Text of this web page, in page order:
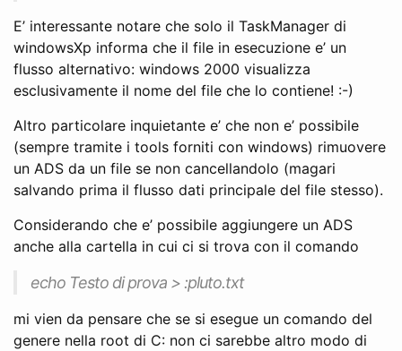
E’ interessante notare che solo il TaskManager di
windowsXp informa che il file in esecuzione e’ un
flusso alternativo: windows 2000 visualizza
esclusivamente il nome del file che lo contiene! :-)
Altro particolare inquietante e’ che non e’ possibile
(sempre tramite i tools forniti con windows) rimuovere
un ADS da un file se non cancellandolo (magari
salvando prima il flusso dati principale del file stesso).
Considerando che e’ possibile aggiungere un ADS
anche alla cartella in cui ci si trova con il comando
echo Testo di prova > :pluto.txt
mi vien da pensare che se si esegue un comando del
genere nella root di C: non ci sarebbe altro modo di